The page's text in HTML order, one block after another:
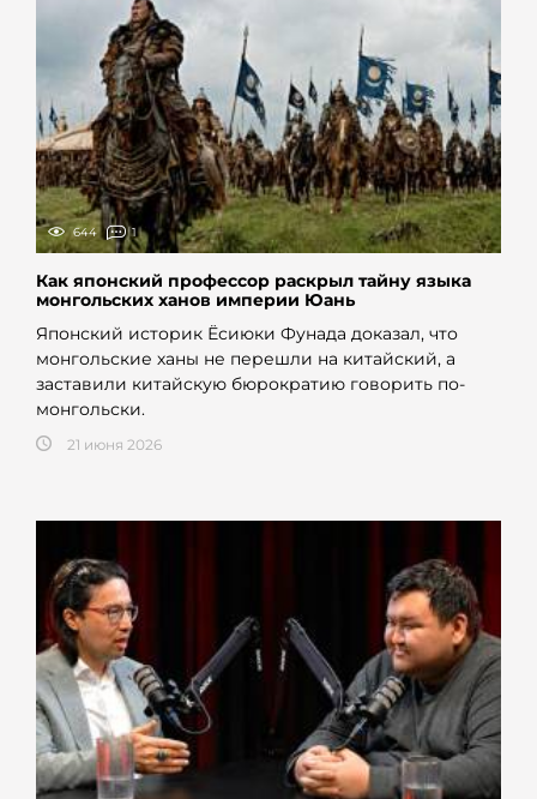
644 1
Как японский профессор раскрыл тайну языка
монгольских ханов империи Юань
Японский историк Ёсиюки Фунада доказал, что
монгольские ханы не перешли на китайский, а
заставили китайскую бюрократию говорить по-
монгольски.
21 июня 2026